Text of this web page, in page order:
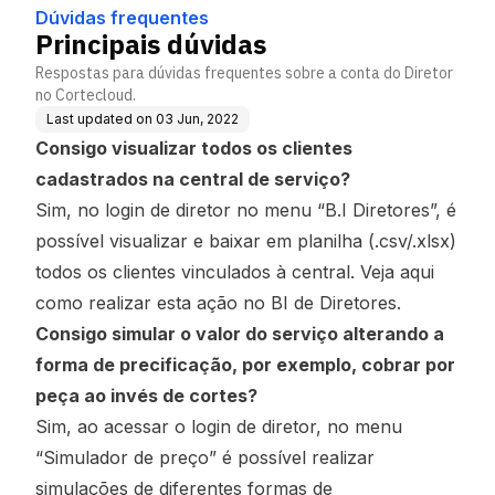
Dúvidas frequentes
Principais dúvidas
Respostas para dúvidas frequentes sobre a conta do Diretor
no Cortecloud.
Last updated on 03 Jun, 2022
Consigo visualizar todos os clientes
cadastrados na central de serviço?
Sim, no login de diretor no menu “B.I Diretores”, é
possível visualizar e baixar em planilha (.csv/.xlsx)
todos os clientes vinculados à central. Veja aqui
como realizar esta ação no BI de Diretores.
Consigo simular o valor do serviço alterando a
forma de precificação, por exemplo, cobrar por
peça ao invés de cortes?
Sim, ao acessar o login de diretor, no menu
“Simulador de preço” é possível realizar
simulações de diferentes formas de